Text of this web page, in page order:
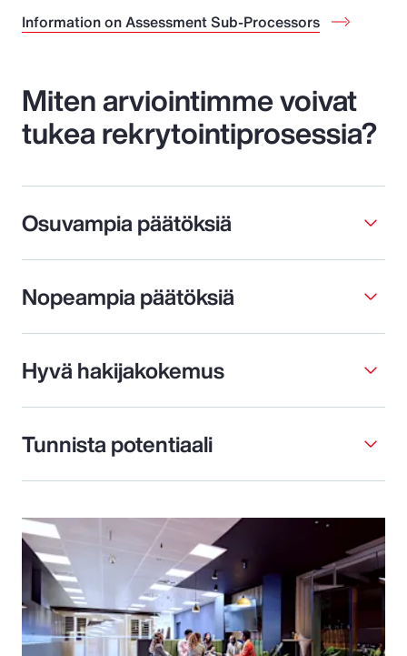
Information on Assessment Sub-Processors
Miten arviointimme voivat
tukea rekrytointiprosessia?
Osuvampia päätöksiä
Nopeampia päätöksiä
Hyvä hakijakokemus
Tunnista potentiaali